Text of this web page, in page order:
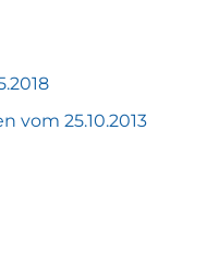
vom 25.10.2013